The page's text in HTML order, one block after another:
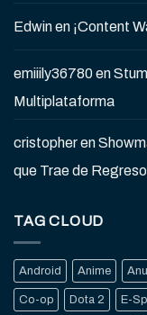
Edwinen ¡Content
emiiily36780en
Multiplataforma
cristopheren
que Trae de
TAG CLOUD
Android Anime
Co-op Dota 2 E-